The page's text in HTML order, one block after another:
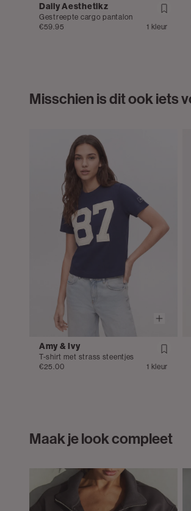
Daily Aesthetikz
Gestreepte cargo pantalon
€59.95
1 kleur
Misschien is dit ook iets
Amy & Ivy
T-shirt met strass steentjes
€25.00
1 kleur
Maak je look compleet